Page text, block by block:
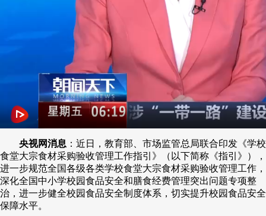
央视网消息 ：近日，教育部、市场监管总局联合印发《学校
食堂大宗食材采购验收管理工作指引》（以下简称《指引》），
进一步规范全国各级各类学校食堂大宗食材采购验收管理工作，
深化全国中小学校园食品安全和膳食经费管理突出问题专项整
治，进一步健全校园食品安全制度体系，切实提升校园食品安全
保障水平。